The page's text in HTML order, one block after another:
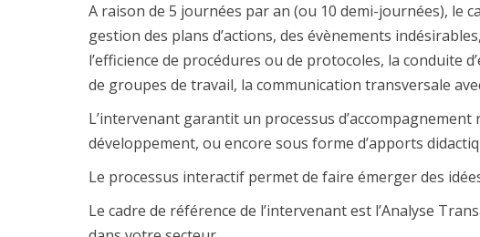
A raison de 5 journées par an (ou 10 demi-journées), le
gestion des plans d’actions, des évènements
l’efficience de procédures ou de protocoles, la conduite
de groupes de travail, la communication transversale
L’intervenant garantit un processus
développement, ou encore sous forme d’apports
Le processus interactif permet de faire émerger des
Le cadre de référence de l’intervenant est l’Analyse